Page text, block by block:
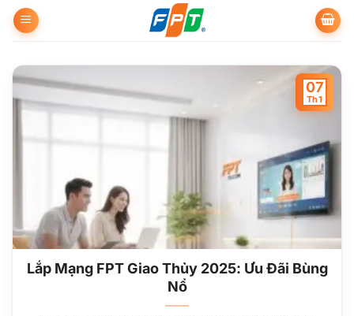
qua
dung
Lắp Mạng FPT Giao Thủy 2025: Ưu Đãi Bùng
Nổ
07
Th1